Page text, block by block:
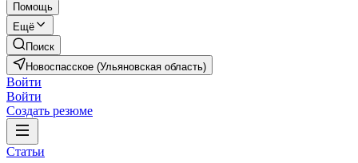
Помощь
Ещё
Поиск
Новоспасское (Ульяновская область)
Войти
Войти
Создать резюме
Статьи